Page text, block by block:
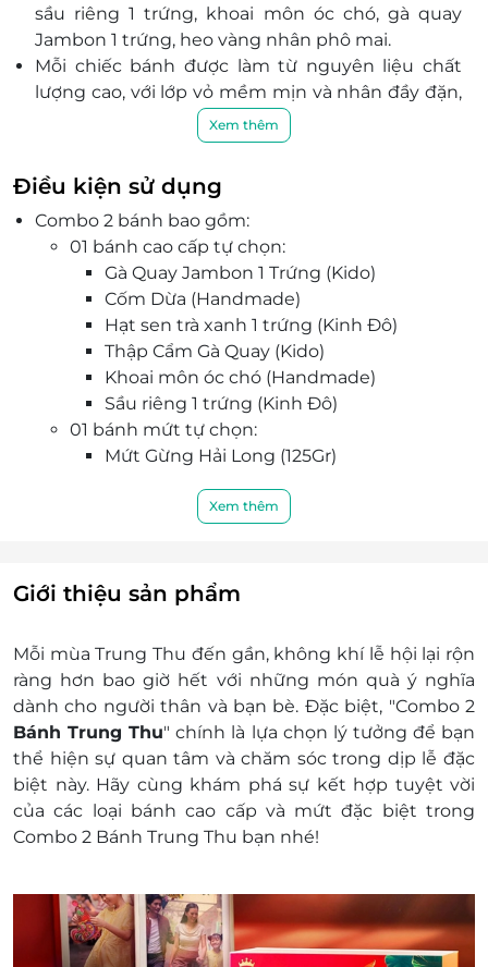
sầu riêng 1 trứng, khoai môn óc chó, gà quay
Jambon 1 trứng, heo vàng nhân phô mai.
Mỗi chiếc bánh được làm từ nguyên liệu chất
lượng cao, với lớp vỏ mềm mịn và nhân đầy đặn,
tạo nên một trải nghiệm ẩm thực đặc biệt.
Combo đi kèm với bao bì đẹp, sang trọng và
thích hợp để làm quà tặng cho người thân, bạn
bè hoặc đối tác.
Xem thêm
Điều kiện sử dụng
Combo 2 bánh bao gồm:
01 bánh cao cấp tự chọn:
Gà Quay Jambon 1 Trứng (Kido)
Cốm Dừa (Handmade)
Hạt sen trà xanh 1 trứng (Kinh Đô)
Thập Cẩm Gà Quay (Kido)
Khoai môn óc chó (Handmade)
Sầu riêng 1 trứng (Kinh Đô)
01 bánh mứt tự chọn:
Mứt Gừng Hải Long (125Gr)
Dẻo hạt sen Kido (150Gr)
Đã bao gồm Hộp 2 Bánh đẹp ngẫu nhiên
của Kinh Đô/ Kido
Giờ áp dụng: 7h30 - 21h00
Số lượng E-Voucher áp dụng: Sử dụng 01
voucher/ 01 hộp bánh. Không giới hạn số lượng
voucher/ hóa đơn
Khách hàng có thể nhận hàng bằng cách:
Đến trực tiếp cửa hàng, cung cấp E-voucher
và đổi lấy sản phẩm: ThaoCo - 745 Lũy Bán
Bích, P. Phú Thọ Hòa, Q. Tân Phú, TP. HCM -
Hotline: 0862 871 872 Hoặc 0909 171 971
Điều kiện khác:
Một khách hàng được mua nhiều E-
Xem thêm
Giới thiệu sản phẩm
Mỗi mùa Trung Thu đến gần, không khí lễ hội lại rộn
ràng hơn bao giờ hết với những món quà ý nghĩa
dành cho người thân và bạn bè. Đặc biệt, "Combo 2
Bánh Trung Thu" chính là lựa chọn lý tưởng để bạn
thể hiện sự quan tâm và chăm sóc trong dịp lễ đặc
biệt này. Hãy cùng khám phá sự kết hợp tuyệt vời
của các loại bánh cao cấp và mứt đặc biệt trong
Combo 2 Bánh Trung Thu bạn nhé!